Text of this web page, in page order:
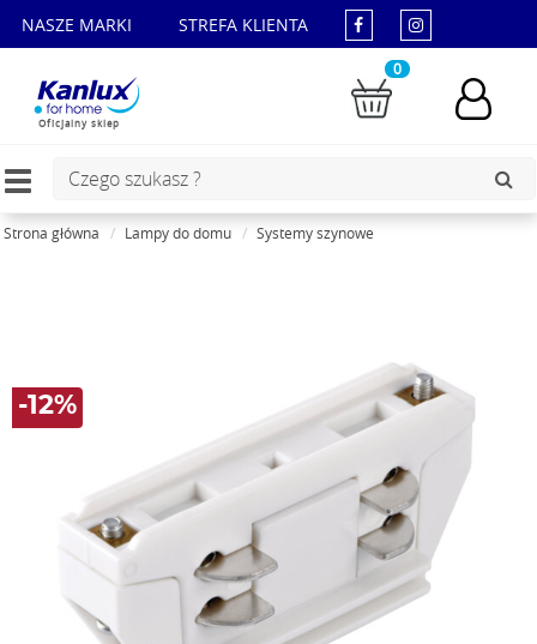
NASZE MARKI STREFA KLIENTA
Oficjalny sklep
0
Toggle
Strona główna Lampy do domu Systemy szynowe
-12%